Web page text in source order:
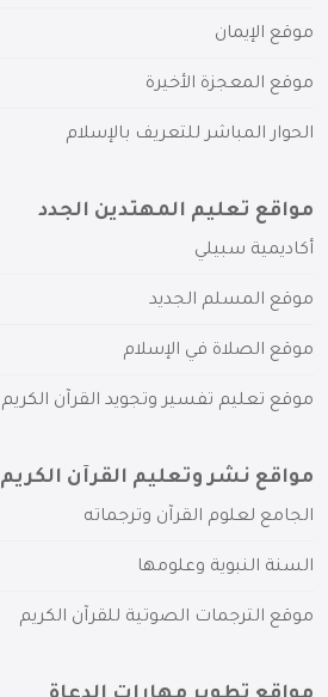
موقع الإيمان
موقع المعجزة الأخيرة
الحوار المباشر للتعريف بالإسلام
مواقع تعليم المهتدين الجدد
أكاديمية سبيلي
موقع المسلم الجديد
موقع الصلاة في الإسلام
موقع تعليم تفسير وتجويد القرآن الكريم
مواقع نشر وتعليم القرآن الكريم
الجامع لعلوم القرآن وترجماته
السنة النبوية وعلومها
موقع الترجمات الصوتية للقرآن الكريم